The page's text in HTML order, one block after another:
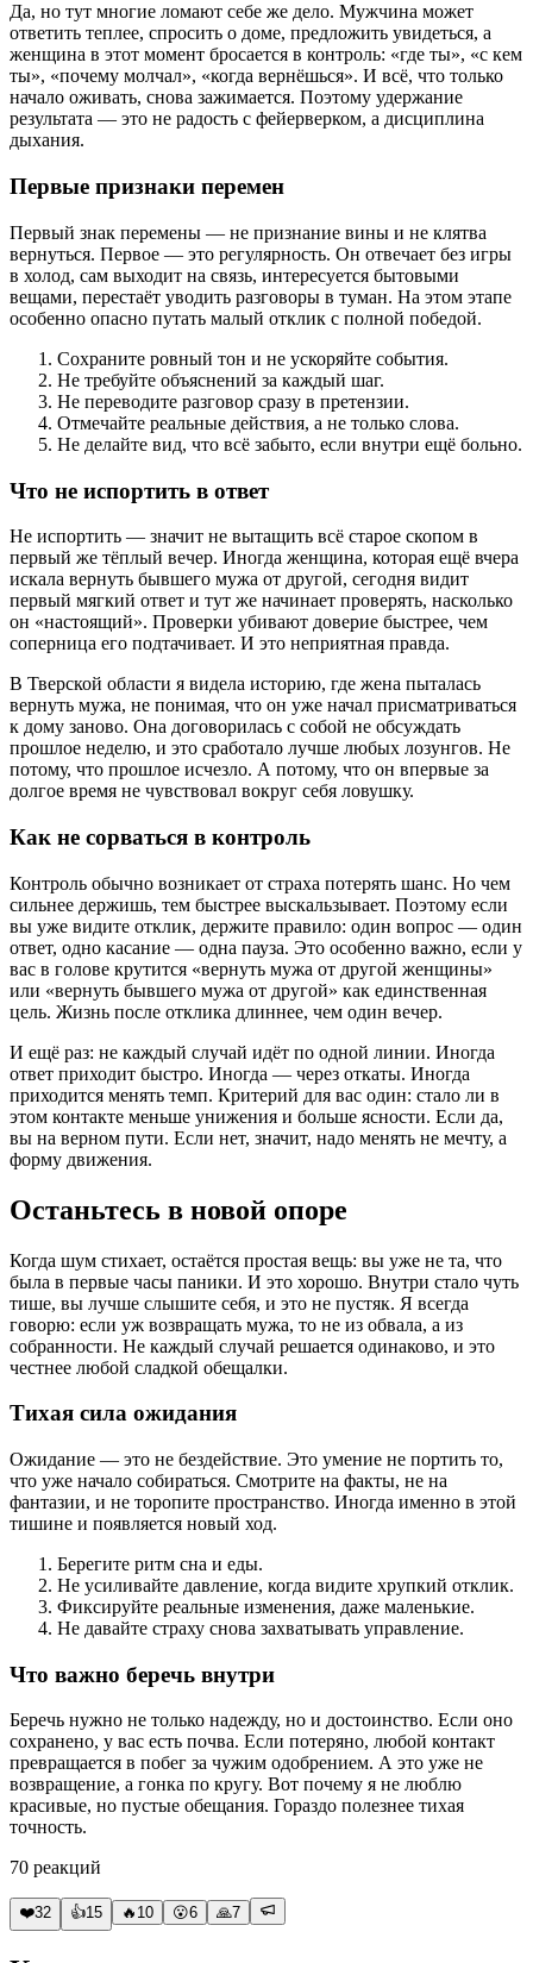
Да, но тут многие ломают себе же дело. Мужчина может
ответить теплее, спросить о доме, предложить увидеться, а
женщина в этот момент бросается в контроль: «где ты», «с кем
ты», «почему молчал», «когда вернёшься». И всё, что только
начало оживать, снова зажимается. Поэтому удержание
результата — это не радость с фейерверком, а дисциплина
дыхания.
Первые признаки перемен
Первый знак перемены — не признание вины и не клятва
вернуться. Первое — это регулярность. Он отвечает без игры
в холод, сам выходит на связь, интересуется бытовыми
вещами, перестаёт уводить разговоры в туман. На этом этапе
особенно опасно путать малый отклик с полной победой.
Сохраните ровный тон и не ускоряйте события.
Не требуйте объяснений за каждый шаг.
Не переводите разговор сразу в претензии.
Отмечайте реальные действия, а не только слова.
Не делайте вид, что всё забыто, если внутри ещё больно.
Что не испортить в ответ
Не испортить — значит не вытащить всё старое скопом в
первый же тёплый вечер. Иногда женщина, которая ещё вчера
искала вернуть бывшего мужа от другой, сегодня видит
первый мягкий ответ и тут же начинает проверять, насколько
он «настоящий». Проверки убивают доверие быстрее, чем
соперница его подтачивает. И это неприятная правда.
В Тверской области я видела историю, где жена пыталась
вернуть мужа, не понимая, что он уже начал присматриваться
к дому заново. Она договорилась с собой не обсуждать
прошлое неделю, и это сработало лучше любых лозунгов. Не
потому, что прошлое исчезло. А потому, что он впервые за
долгое время не чувствовал вокруг себя ловушку.
Как не сорваться в контроль
Контроль обычно возникает от страха потерять шанс. Но чем
сильнее держишь, тем быстрее выскальзывает. Поэтому если
вы уже видите отклик, держите правило: один вопрос — один
ответ, одно касание — одна пауза. Это особенно важно, если у
вас в голове крутится «вернуть мужа от другой женщины»
или «вернуть бывшего мужа от другой» как единственная
цель. Жизнь после отклика длиннее, чем один вечер.
И ещё раз: не каждый случай идёт по одной линии. Иногда
ответ приходит быстро. Иногда — через откаты. Иногда
приходится менять темп. Критерий для вас один: стало ли в
этом контакте меньше унижения и больше ясности. Если да,
вы на верном пути. Если нет, значит, надо менять не мечту, а
форму движения.
Останьтесь в новой опоре
Когда шум стихает, остаётся простая вещь: вы уже не та, что
была в первые часы паники. И это хорошо. Внутри стало чуть
тише, вы лучше слышите себя, и это не пустяк. Я всегда
говорю: если уж возвращать мужа, то не из обвала, а из
собранности. Не каждый случай решается одинаково, и это
честнее любой сладкой обещалки.
Тихая сила ожидания
Ожидание — это не бездействие. Это умение не портить то,
что уже начало собираться. Смотрите на факты, не на
фантазии, и не торопите пространство. Иногда именно в этой
тишине и появляется новый ход.
Берегите ритм сна и еды.
Не усиливайте давление, когда видите хрупкий отклик.
Фиксируйте реальные изменения, даже маленькие.
Не давайте страху снова захватывать управление.
Что важно беречь внутри
Беречь нужно не только надежду, но и достоинство. Если оно
сохранено, у вас есть почва. Если потеряно, любой контакт
превращается в побег за чужим одобрением. А это уже не
возвращение, а гонка по кругу. Вот почему я не люблю
красивые, но пустые обещания. Гораздо полезнее тихая
точность.
70 реакций
❤️32 👍15 🔥 10 😮6 🙏7